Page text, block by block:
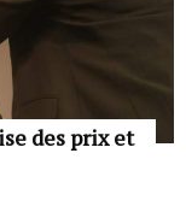
des prix et